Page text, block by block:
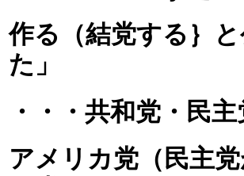
作る（結党する｝と
た」
・・・共和党・民主
アメリカ党（民主